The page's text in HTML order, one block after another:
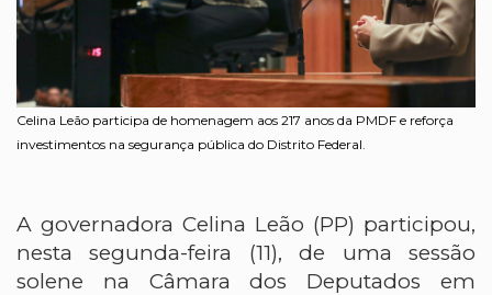
Celina Leão participa de homenagem aos 217 anos da PMDF e reforça
investimentos na segurança pública do Distrito Federal.
A governadora Celina Leão (PP) participou,
nesta segunda-feira (11), de uma sessão
solene na Câmara dos Deputados em